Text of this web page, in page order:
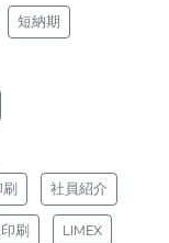
短納期
社員紹介
刷 LIMEX